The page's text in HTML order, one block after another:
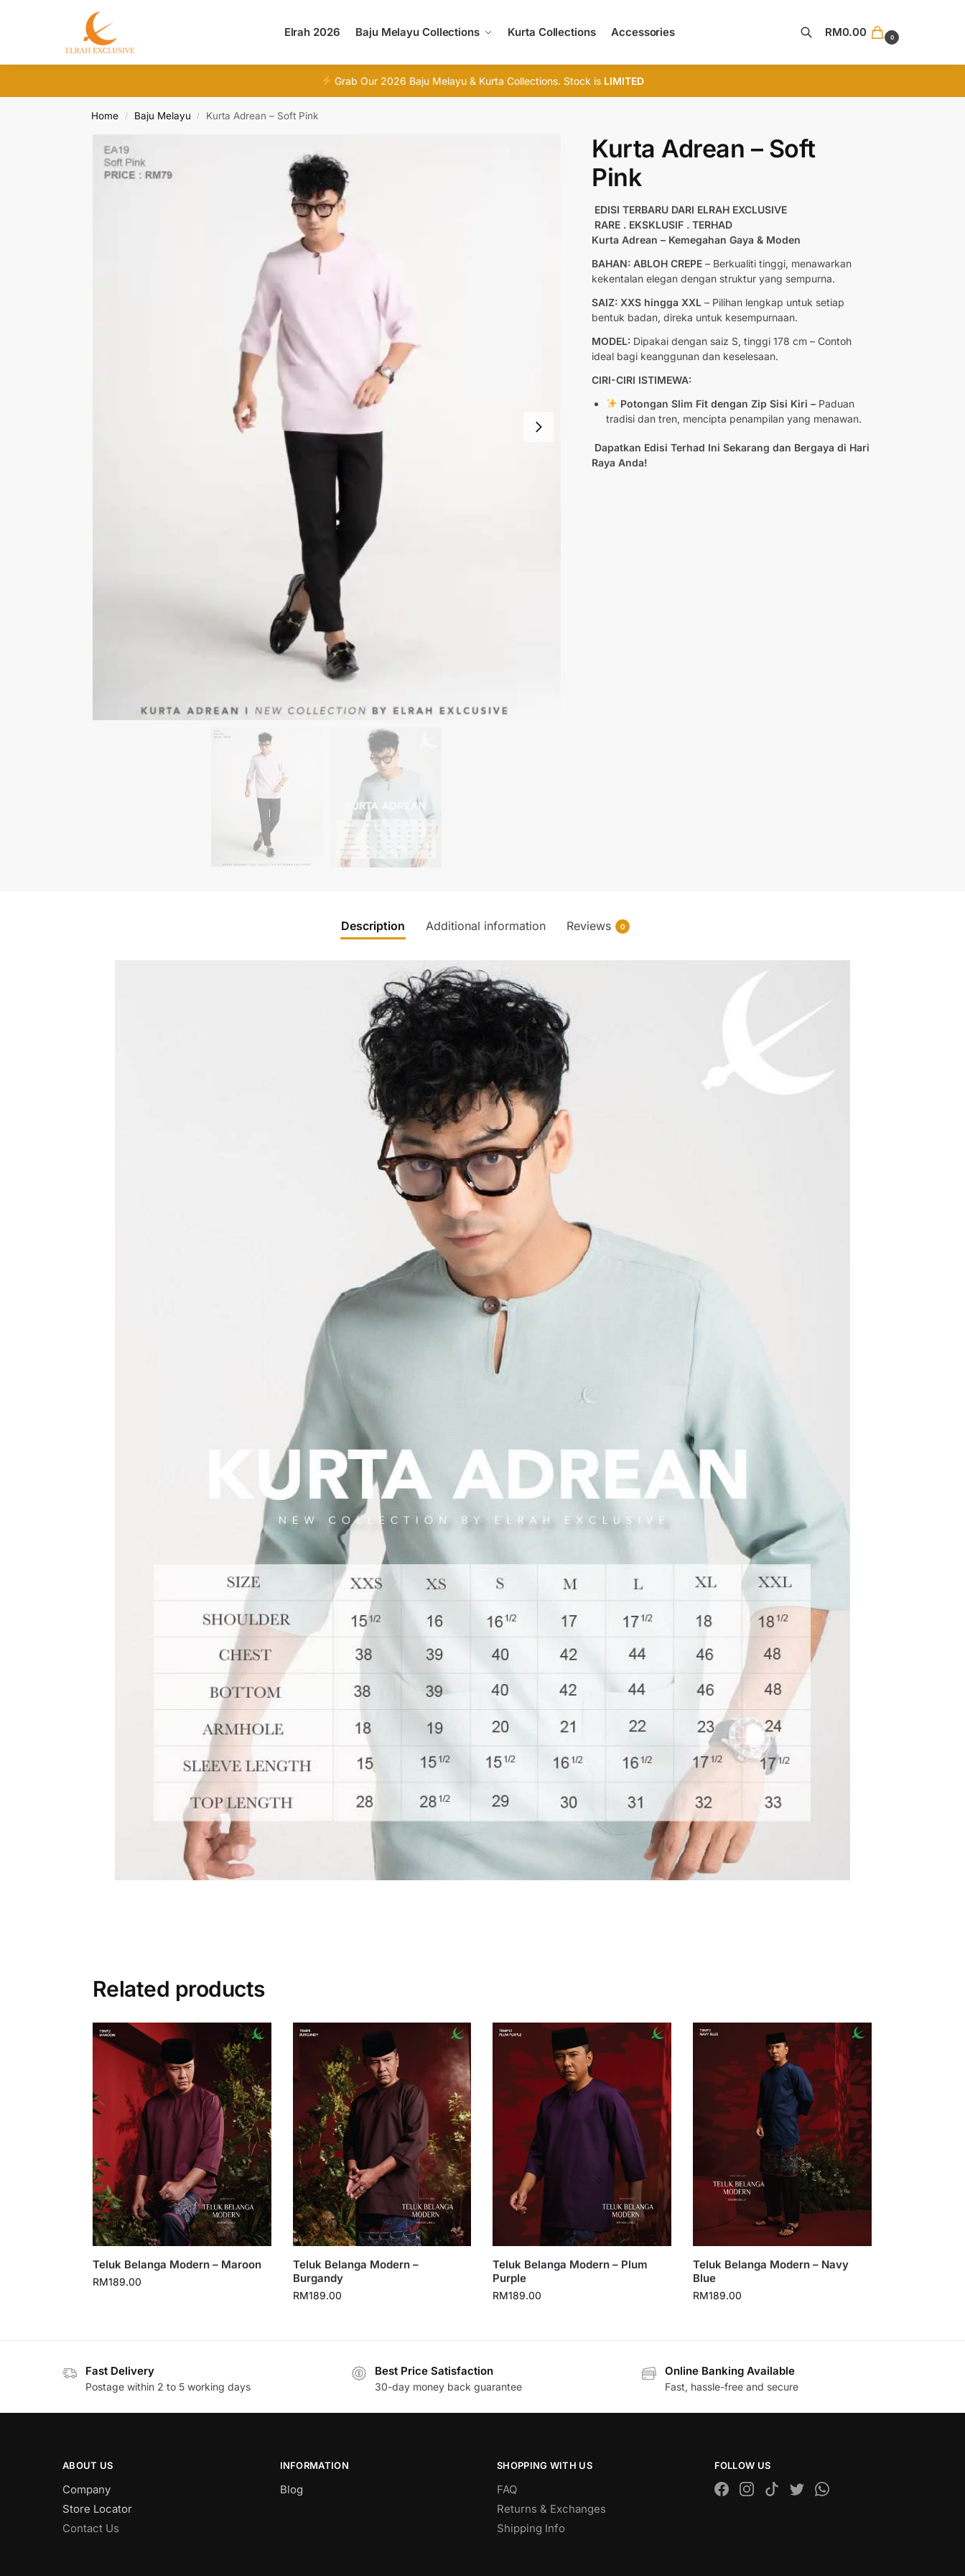
Elrah 2026 Baju Melayu Collections Kurta Collections Accessories RM0.00 0
Grab Our 2026 Baju Melayu & Kurta Collections. Stock is LIMITED
Home / Baju Melayu / Kurta Adrean – Soft Pink
Kurta Adrean – Soft
Pink
EDISI TERBARU DARI ELRAH EXCLUSIVE
RARE . EKSKLUSIF . TERHAD
Kurta Adrean – Kemegahan Gaya & Moden
BAHAN: ABLOH CREPE – Berkualiti tinggi, menawarkan
kekentalan elegan dengan struktur yang sempurna.
SAIZ: XXS hingga XXL – Pilihan lengkap untuk setiap
bentuk badan, direka untuk kesempurnaan.
MODEL: Dipakai dengan saiz S, tinggi 178 cm – Contoh
ideal bagi keanggunan dan keselesaan.
CIRI-CIRI ISTIMEWA:
Potongan Slim Fit dengan Zip Sisi Kiri – Paduan
tradisi dan tren, mencipta penampilan yang menawan.
Dapatkan Edisi Terhad Ini Sekarang dan Bergaya di Hari
Raya Anda!
Description Additional information Reviews 0
Related products
Teluk Belanga Modern – Maroon
RM189.00
Teluk Belanga Modern –
Burgandy
RM189.00
Teluk Belanga Modern – Plum
Purple
RM189.00
Teluk Belanga Modern – Navy
Blue
RM189.00
Fast Delivery
Postage within 2 to 5 working days
Best Price Satisfaction
30-day money back guarantee
Online Banking Available
Fast, hassle-free and secure
ABOUT US
Company
Store Locator
Contact Us
INFORMATION
Blog
SHOPPING WITH US
FAQ
Returns & Exchanges
Shipping Info
FOLLOW US